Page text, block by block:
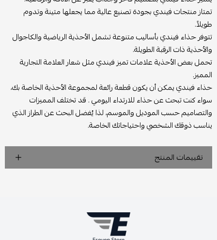
تمتاز منتجات فيندي بجودة تصنيع عالية مما يجعلها متينة وتدوم
طويلاً.
تتوفر حذاء فيندي بأساليب متنوعة تشمل الأحذية الرياضية والكاجوال
والأحذية ذات الرقبة الطويلة.
تحمل بعض الأحذية علامات تميز فيندي مثل شعار العلامة التجارية
المميز.
حذاء فيندي يمكن أن يكون قطعة رائعة لمجموعة الأحذية الخاصة بك،
سواء كنت تبحث عن حذاء للارتداء اليومي . قد تختلف المميزات
والتصاميم حسب الموديل والموسم، لذا يُفضل البحث عن الطراز الذي
يناسب ذوقك الشخصي واحتياجاتك الخاصة.
تقييمات المنتج